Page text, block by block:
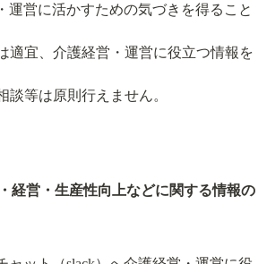
運営に活かすための気づきを得ること
適宜、介護経営・運営に役立つ情報を
談等は原則行えません。
経営・生産性向上などに関する情報の